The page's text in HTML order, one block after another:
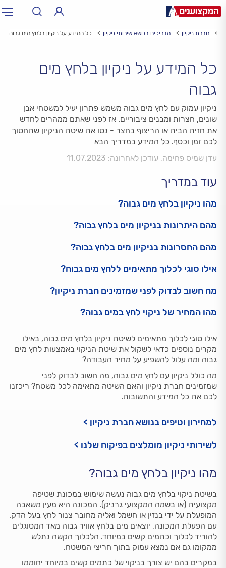
עיר: תל אביב, חיפה…
חברת ניקיון מדריכים בנושא שירותי ניקיון כל המידע על ניקיון בלחץ מים גבוה
כל המידע על ניקיון בלחץ מים
גבוה
ניקיון עמוק עם לחץ מים גבוה משמש פתרון יעיל למשטחי אבן
שונים, חצרות ומבנים ציבוריים. אז לפני שאתם ממהרים לחדש
את חזית הבית או הריצוף בחצר - נסו את שיטת הניקיון שתחסוך
לכם זמן וכסף. כל המידע במדריך הבא
עדן שמיס פחימה, עודכן לאחרונה: 11.07.2023
עוד במדריך
מהו ניקיון בלחץ מים גבוה?
מהם היתרונות בניקיון מים בלחץ גבוה?
מהם החסרונות בניקיון מים בלחץ גבוה?
אילו סוגי לכלוך מתאימים ללחץ מים גבוה?
מה חשוב לבדוק לפני שמזמינים חברת ניקיון?
מהו המחיר של ניקוי לחץ במים גבוה?
אילו סוגי לכלוך מתאימים לשיטת ניקיון בלחץ מים גבוה, באילו
מקרים נוספים כדאי לשקול את שיטת הניקוי באמצעות לחץ מים
גבוה ומה עלול להשפיע על מחיר העבודה?
מה כולל ניקיון עם לחץ מים גבוה, מה חשוב לבדוק לפני
שמזמינים חברת ניקיון והאם השיטה מתאימה לכל משטח? ריכזנו
לכם את כל המידע והתשובות.
למחירון וטיפים בנושא חברת ניקיון >
לשירותי ניקיון מומלצים בפיקוח שלנו >
מהו ניקיון בלחץ מים גבוה?
בשיטת ניקוי בלחץ מים גבוה נעשה שימוש במכונת שטיפה
מקצועית (או בשמה המקצועי גרניק). המכונה היא מעין משאבה
המופעלת על ידי בנזין או חשמל ואליה מחובר צנור לחץ בעל הדק.
עם הפעלת המכונה, יוצאים מים בלחץ אוויר גבוה מאד המסוגלים
להוריד לכלוך וכתמים קשים במיוחד. הלכלוך הקשה נתלש
ממקומו גם אם נמצא עמוק בתוך חריצי המשטח.
במקרים בהם יש צורך בניקוי של כתמים קשים במיוחד יחוממו